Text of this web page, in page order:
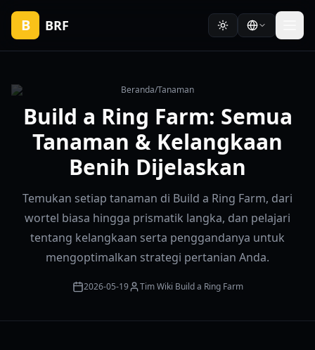
B BRF
Beranda/Tanaman
Build a Ring Farm: Semua
Tanaman & Kelangkaan
Benih Dijelaskan
Temukan setiap tanaman di Build a Ring Farm, dari
wortel biasa hingga prismatik langka, dan pelajari
tentang kelangkaan serta penggandanya untuk
mengoptimalkan strategi pertanian Anda.
2026-05-19 Tim Wiki Build a Ring Farm